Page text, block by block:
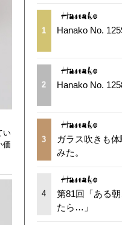
い
価
1 Hanako No.
2 Hanako No.
3
ガラス吹きも
みた。
4
第81回「ある
たら…」